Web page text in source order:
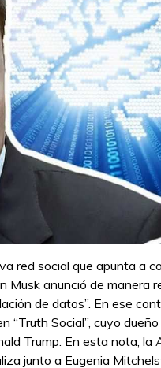
red social que apunta a
anunció de manera
de datos”. En ese
“Truth Social”, cuyo
Trump. En esta nota, la
junto a Eugenia